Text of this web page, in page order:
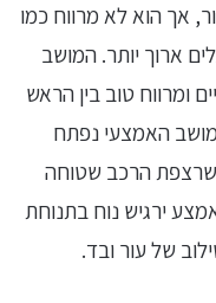
אך הוא לא מרווח כמו
ארוך יותר. המושב
ומרווח טוב בין הראש
האמצעי נפתח
הרכב שטוחה
ירגיש נוח בתנוחת
של עור ובד.